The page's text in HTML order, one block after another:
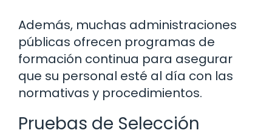
Además, muchas administraciones
públicas ofrecen programas de
formación continua para asegurar
que su personal esté al día con las
normativas y procedimientos.
Pruebas de Selección